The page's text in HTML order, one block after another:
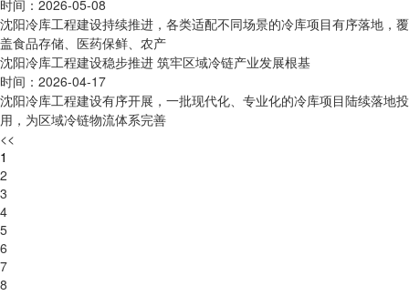
时间：2026-05-08
沈阳冷库工程建设持续推进，各类适配不同场景的冷库项目有序落地，覆
盖食品存储、医药保鲜、农产
沈阳冷库工程建设稳步推进 筑牢区域冷链产业发展根基
时间：2026-04-17
沈阳冷库工程建设有序开展，一批现代化、专业化的冷库项目陆续落地投
用，为区域冷链物流体系完善
<<
1
2
3
4
5
6
7
8